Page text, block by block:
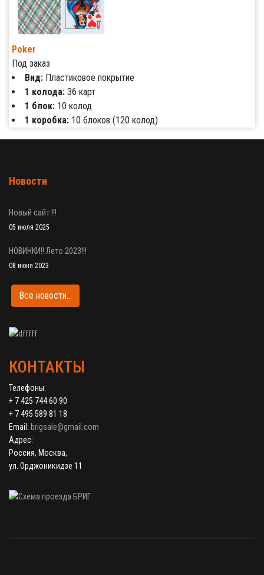
Poker
Под заказ
Вид: Пластиковое покрытие
1 колода: 36 карт
1 блок: 10 колод
1 коробка: 10 блоков (120 колод)
Новости
Новый сайт !!!
05 июля 2025
НОВИНКИ!! Лето 2023!!!
08 июня 2023
Все новости...
КОНТАКТЫ
Телефоны:
+ 7 425 744 60 90
+ 7 495 589 81 18
Email: brigsale@gmail.com
Адрес:
Россия, Москва,
ул. Орджоникидзе 11